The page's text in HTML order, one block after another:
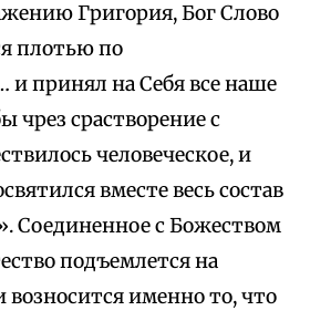
Григория, Бог Слово
плотью по
принял на Себя все наше
чрез срастворение с
человеческое, и
вместе весь состав
Соединенное с Божеством
подъемлется на
именно то, что